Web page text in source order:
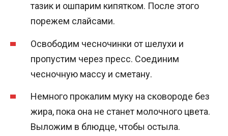
тазик и ошпарим кипятком. После этого
порежем слайсами.
Освободим чесночинки от шелухи и
пропустим через пресс. Соединим
чесночную массу и сметану.
Немного прокалим муку на сковороде без
жира, пока она не станет молочного цвета.
Выложим в блюдце, чтобы остыла.